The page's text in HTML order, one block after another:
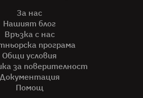
За нас
Нашият блог
Връзка с нас
програма
Общи условия
за поверителност
Документация
Помощ